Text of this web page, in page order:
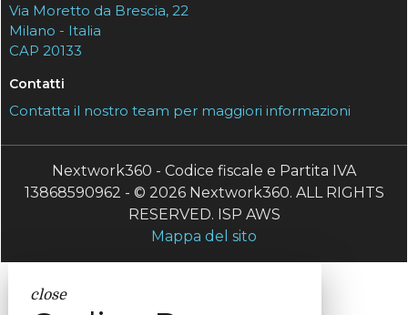
Via Moretto da Brescia, 22
Milano - Italia
CAP 20133
Contatti
Contatta il nostro team per maggiori informazioni
Nextwork360 - Codice fiscale e Partita IVA
13868590962 - © 2026 Nextwork360. ALL RIGHTS
RESERVED. ISP AWS
Mappa del sito
close